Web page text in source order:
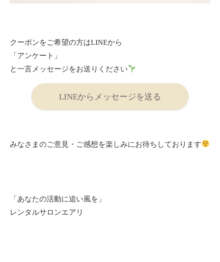
クーポンをご希望の方はLINEから
「アンケート」
と一言メッセージをお送りください
LINEからメッセージを送る
みなさまのご意見・ご感想を楽しみにお待ちしております
「あなたの活動に追い風を」
レンタルサロンエアリ